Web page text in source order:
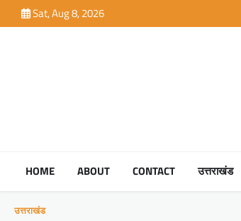
to
Sat, Aug 8, 2026
HOME ABOUT CONTACT उत्तराखंड
उत्तराखंड